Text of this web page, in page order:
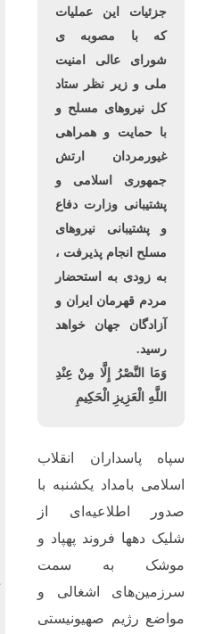
جزئیات این عملیات
که با مصوبه ی
شورای عالی امنیت
ملی و زیر نظر ستاد
کل نیروهای مسلح و
با حمایت و همراهی
غیورمردان ارتش
جمهوری اسلامی و
پشتیبانی وزارت دفاع
و پشتیبانی نیروهای
مسلح انجام پذیرفت ،
به زودی به استحضار
مردم قهرمان ایران و
آزادگان جهان خواهد
رسید.
وَمَا النَّصْرُ إِلَّا مِنْ عِنْدِ
اللَّهِ الْعَزِیزِ الْحَکِیمِ
سپاه پاسداران انقلاب
اسلامی بامداد یکشنبه با
صدور اطلاعیه‌ای از
شلیک دهها فروند پهپاد و
موشک به سمت
سرزمین‌های اشغالی و
مواضع رژیم صهیونیستی